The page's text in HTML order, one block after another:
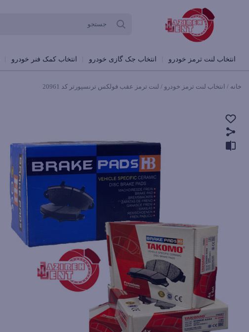
انتخاب لنت ترمز خودرو انتخاب جک گازی خودرو انتخاب کمک فنر خودرو
خانه / انتخاب لنت ترمز خودرو / لنت ترمز عقب فولکس ترنسپورتر کد 20961